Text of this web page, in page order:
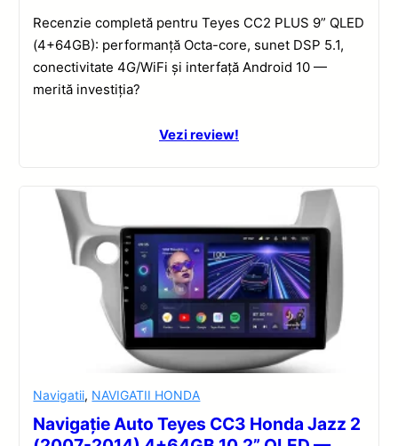
Recenzie completă pentru Teyes CC2 PLUS 9” QLED
(4+64GB): performanță Octa-core, sunet DSP 5.1,
conectivitate 4G/WiFi și interfață Android 10 —
merită investiția?
Vezi review!
Navigatii, NAVIGATII HONDA
Navigație Auto Teyes CC3 Honda Jazz 2